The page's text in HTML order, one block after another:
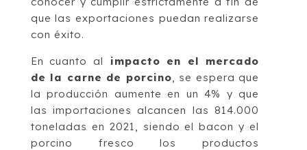
que las exportaciones puedan realizarse
con éxito.
En cuanto al
impacto en el mercado
de la carne de porcino , se espera que
la producción aumente en un 4% y que
las importaciones alcancen las 814.000
toneladas en 2021, siendo el bacon y el
porcino fresco los productos